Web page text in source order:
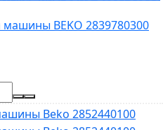
BEKO 2839780300